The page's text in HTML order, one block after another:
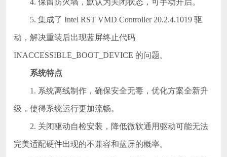
4. 保留防火墙，默认为关闭状态，可手动开启。
5. 集成了 Intel RST VMD Controller 20.2.4.1019 驱
动，解决重装后出现蓝屏终止代码
INACCESSIBLE_BOOT_DEVICE 的问题。
系统特点
1. 系统离线制作，确保安全无毒，优化方案全新升
级，使得系统运行更加流畅。
2. 关闭驱动自检安装，降低微软通用驱动可能无法
完美适配硬件出现的不兼容和蓝屏的概率。